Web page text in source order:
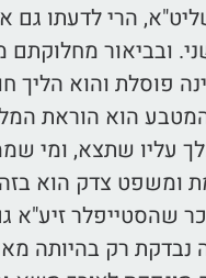
הרי לדעתו גם
ובביאור
פוסלת והוא
הוא הוראת
עליו שתצא, ומי
ומשפט צדק הוא
שהסטייפלר
רק בהיותה